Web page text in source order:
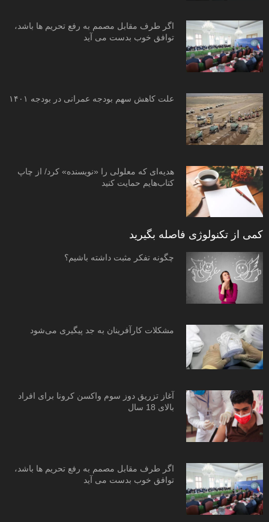
اگر طرف مقابل مصمم به رفع تحریم ها باشد،
توافق خوب بدست می آید
علت کاهش سهم بودجه عمرانی در بودجه ۱۴۰۱
هدیه‌ای که معلولی را «نویسنده» کرد/ از چاپ
کتاب‌هایم حمایت کنید
کمی از تکنولوژی فاصله بگیرید
چگونه تفکر مثبت داشته باشیم؟
مشکلات کارآفرینان به جد پیگیری می‌شود
آغاز تزریق دوز سوم واکسن کرونا برای افراد
بالای 18 سال
اگر طرف مقابل مصمم به رفع تحریم ها باشد،
توافق خوب بدست می آید